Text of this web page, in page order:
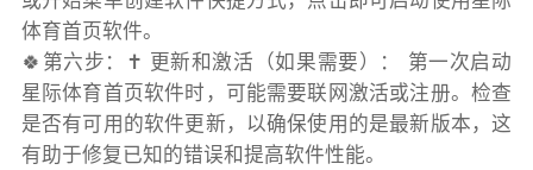
体育首页软件。
🍀第六步：✝️ 更新和激活（如果需要）： 第一次启动
星际体育首页软件时，可能需要联网激活或注册。检查
是否有可用的软件更新，以确保使用的是最新版本，这
有助于修复已知的错误和提高软件性能。